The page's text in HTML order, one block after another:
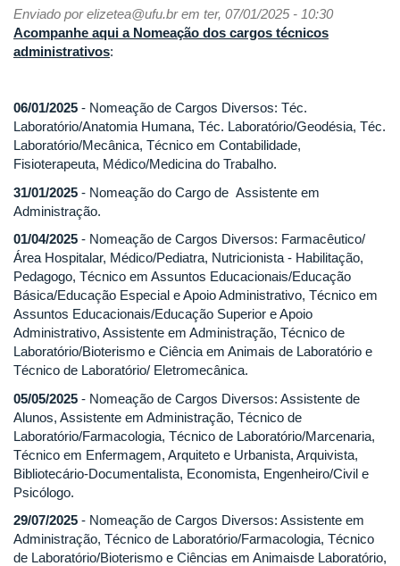
Enviado porelizetea@ufu.brem ter, 07/01/2025 - 10:30
Acompanhe aqui a Nomeação dos cargos técnicos
administrativos:
06/01/2025 - Nomeação de Cargos Diversos: Téc.
Laboratório/Anatomia Humana, Téc. Laboratório/Geodésia, Téc.
Laboratório/Mecânica, Técnico em Contabilidade,
Fisioterapeuta, Médico/Medicina do Trabalho.
31/01/2025 - Nomeação do Cargo de Assistente em
Administração.
01/04/2025 - Nomeação de Cargos Diversos: Farmacêutico/
Área Hospitalar, Médico/Pediatra, Nutricionista - Habilitação,
Pedagogo, Técnico em Assuntos Educacionais/Educação
Básica/Educação Especial e Apoio Administrativo, Técnico em
Assuntos Educacionais/Educação Superior e Apoio
Administrativo, Assistente em Administração, Técnico de
Laboratório/Bioterismo e Ciência em Animais de Laboratório e
Técnico de Laboratório/ Eletromecânica.
05/05/2025 - Nomeação de Cargos Diversos: Assistente de
Alunos, Assistente em Administração, Técnico de
Laboratório/Farmacologia, Técnico de Laboratório/Marcenaria,
Técnico em Enfermagem, Arquiteto e Urbanista, Arquivista,
Bibliotecário-Documentalista, Economista, Engenheiro/Civil e
Psicólogo.
29/07/2025 - Nomeação de Cargos Diversos: Assistente em
Administração, Técnico de Laboratório/Farmacologia, Técnico
de Laboratório/Bioterismo e Ciências em Animaisde Laboratório,